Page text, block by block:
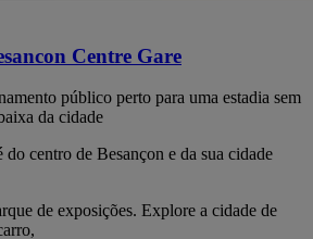
Centre Gare
público perto para uma estadia sem
da cidade
centro de Besançon e da sua cidade
de exposições. Explore a cidade de